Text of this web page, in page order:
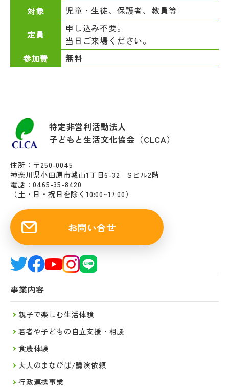
対象
児童・生徒、保護者、教員等
定員
申し込み不要。
当日ご来場ください。
参加費
無料
特定非営利活動法人
子どもと生活文化協会（CLCA）
住所：〒250-0045
神奈川県小田原市城山1丁目6-32 Sビル2階
電話：0465-35-8420
（土・日・祝日を除く10:00~17:00）
お問い合せ
事業内容
親子で楽しむ生活体験
若者や子どもの自立支援・相談
食農体験
大人のまなびば/講演依頼
行政連携事業